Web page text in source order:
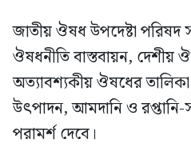
জাতীয় ঔষধ উপদেষ্টা
ঔষধনীতি বাস্তবায়ন, দেশীয়
অত্যাবশ্যকীয় ঔষধের
উৎপাদন, আমদানি ও রপ্তানি-
পরামর্শ দেবে।